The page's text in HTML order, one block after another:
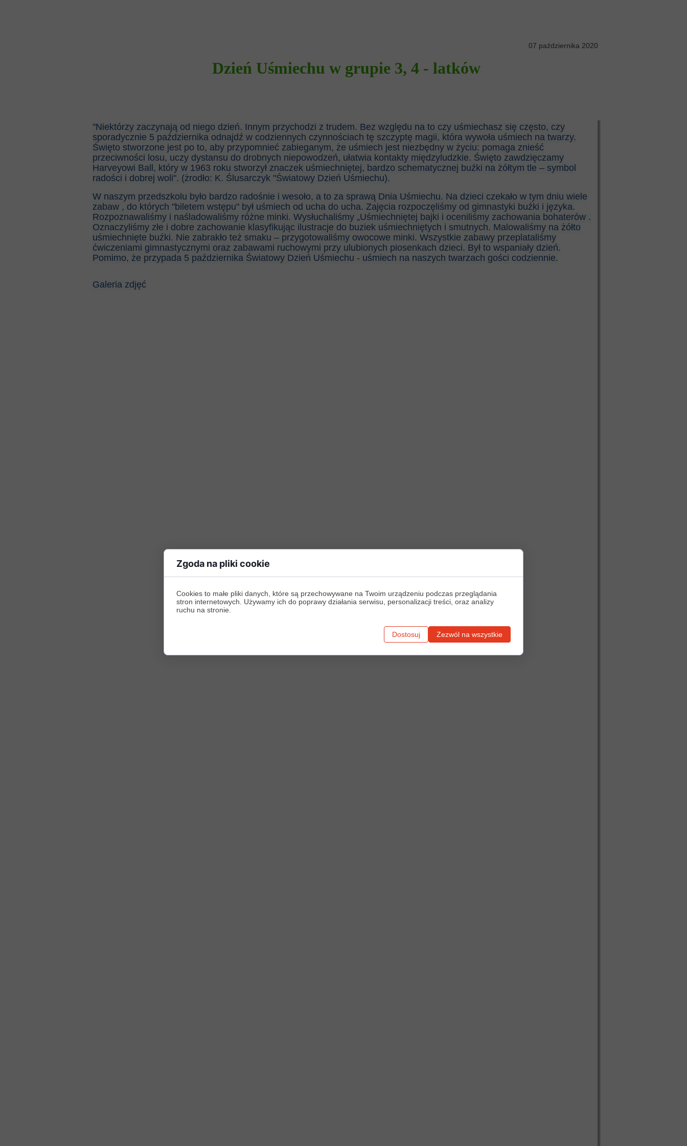
07 października 2020
"Niektórzy zaczynają od niego dzień. Innym przychodzi z trudem. Bez względu na to czy uśmiechasz się często, czy
sporadycznie 5 października odnajdź w codziennych czynnościach tę szczyptę magii, która wywoła uśmiech na twarzy.
Święto stworzone jest po to, aby przypomnieć zabieganym, że uśmiech jest niezbędny w życiu: pomaga znieść
przeciwności losu, uczy dystansu do drobnych niepowodzeń, ułatwia kontakty międzyludzkie. Święto zawdzięczamy
Harveyowi Ball, który w 1963 roku stworzył znaczek uśmiechniętej, bardzo schematycznej buźki na żółtym tle – symbol
radości i dobrej woli". (żrodło: K. Ślusarczyk "Światowy Dzień Uśmiechu).
W naszym przedszkolu było bardzo radośnie i wesoło, a to za sprawą Dnia Uśmiechu. Na dzieci czekało w tym dniu wiele
zabaw , do których "biletem wstępu" był uśmiech od ucha do ucha. Zajęcia rozpoczęliśmy od gimnastyki buźki i języka.
Rozpoznawaliśmy i naśladowaliśmy różne minki. Wysłuchaliśmy „Uśmiechniętej bajki i oceniliśmy zachowania bohaterów .
Oznaczyliśmy złe i dobre zachowanie klasyfikując ilustracje do buziek uśmiechniętych i smutnych. Malowaliśmy na żółto
uśmiechnięte buźki. Nie zabrakło też smaku – przygotowaliśmy owocowe minki. Wszystkie zabawy przeplataliśmy
ćwiczeniami gimnastycznymi oraz zabawami ruchowymi przy ulubionych piosenkach dzieci. Był to wspaniały dzień.
Pomimo, że przypada 5 października Światowy Dzień Uśmiechu - uśmiech na naszych twarzach gości codziennie.
Galeria zdjęć
Dzień Uśmiechu w grupie 3, 4 - latków
Zgoda na pliki cookie
Cookies to małe pliki danych, które są przechowywane na Twoim urządzeniu podczas przeglądania
stron internetowych. Używamy ich do poprawy działania serwisu, personalizacji treści, oraz analizy
ruchu na stronie.
Dostosuj Zezwól na wszystkie